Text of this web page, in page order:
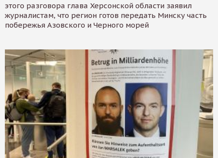
этого разговора глава Херсонской области заявил
журналистам, что регион готов передать Минску часть
побережья Азовского и Черного морей